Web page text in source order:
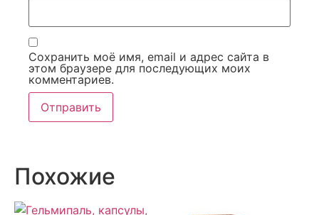
Сохранить моё имя, email и адрес сайта в
этом браузере для последующих моих
комментариев.
Похожие